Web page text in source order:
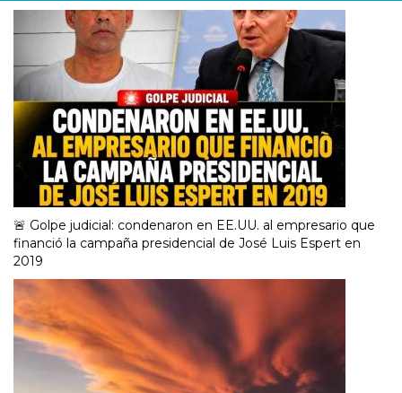
🚨 Golpe judicial: condenaron en EE.UU. al empresario que
financió la campaña presidencial de José Luis Espert en
2019